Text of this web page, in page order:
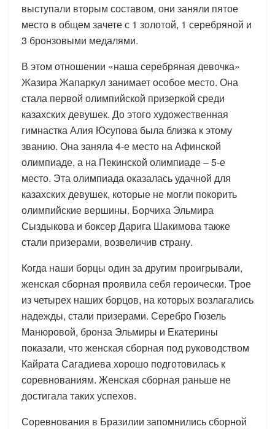
выступали вторым составом, они заняли пятое
место в общем зачете с 1 золотой, 1 серебряной и
3 бронзовыми медалями.
В этом отношении «наша серебряная девочка»
Жазира Жапаркул занимает особое место. Она
стала первой олимпийской призеркой среди
казахских девушек. До этого художественная
гимнастка Алия Юсупова была близка к этому
званию. Она заняла 4-е место на Афинской
олимпиаде, а на Пекинской олимпиаде – 5-е
место. Эта олимпиада оказалась удачной для
казахских девушек, которые не могли покорить
олимпийские вершины. Борчиха Эльмира
Сыздыкова и боксер Дарига Шакимова также
стали призерами, возвеличив страну.
Когда наши борцы один за другим проигрывали,
женская сборная проявила себя героически. Трое
из четырех наших борцов, на которых возлагались
надежды, стали призерами. Серебро Гюзель
Манюровой, бронза Эльмиры и Екатерины
показали, что женская сборная под руководством
Кайрата Сагадиева хорошо подготовилась к
соревнованиям. Женская сборная раньше не
достигала таких успехов.
Соревнования в Бразилии запомнились сборной